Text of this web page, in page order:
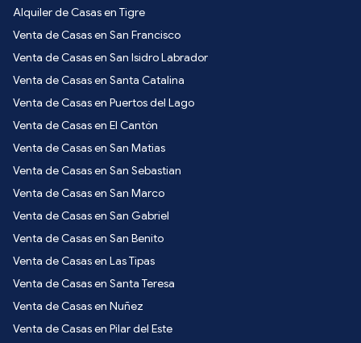
Alquiler de Casas en Tigre
Venta de Casas en San Francisco
Venta de Casas en San Isidro Labrador
Venta de Casas en Santa Catalina
Venta de Casas en Puertos del Lago
Venta de Casas en El Cantón
Venta de Casas en San Matias
Venta de Casas en San Sebastian
Venta de Casas en San Marco
Venta de Casas en San Gabriel
Venta de Casas en San Benito
Venta de Casas en Las Tipas
Venta de Casas en Santa Teresa
Venta de Casas en Nuñez
Venta de Casas en Pilar del Este